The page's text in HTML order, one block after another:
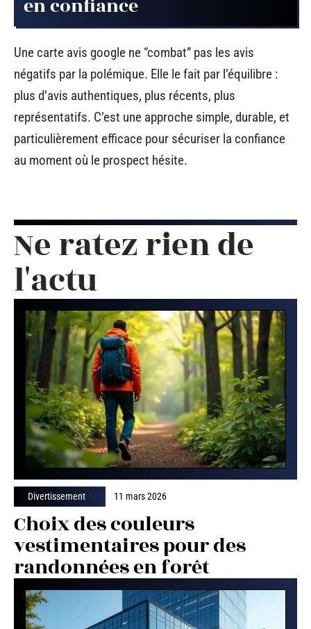
en confiance
Une carte avis google ne “combat” pas les avis
négatifs par la polémique. Elle le fait par l’équilibre :
plus d’avis authentiques, plus récents, plus
représentatifs. C’est une approche simple, durable, et
particulièrement efficace pour sécuriser la confiance
au moment où le prospect hésite.
Ne ratez rien de
l'actu
Divertissement 11 mars 2026
Choix des couleurs
vestimentaires pour des
randonnées en forêt